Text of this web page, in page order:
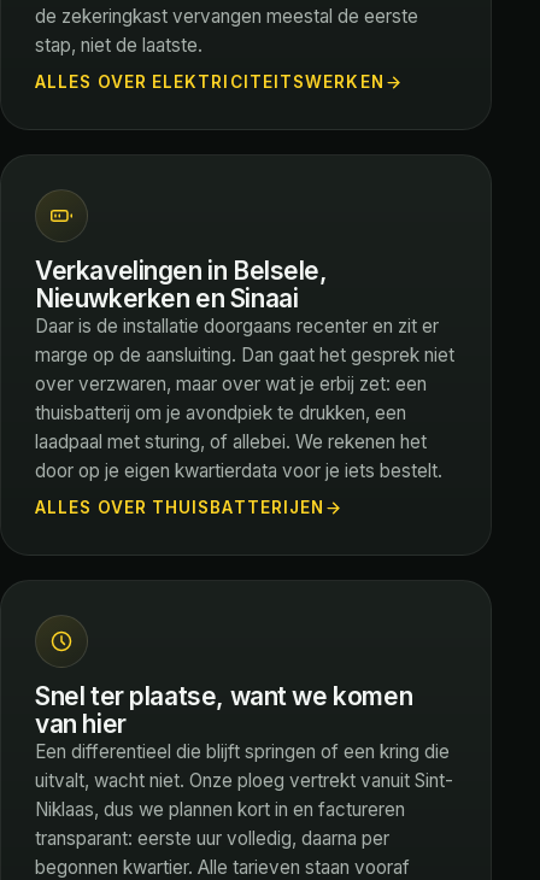
de zekeringkast vervangen meestal de eerste
stap, niet de laatste.
ALLES OVER ELEKTRICITEITSWERKEN
Verkavelingen in Belsele,
Nieuwkerken en Sinaai
Daar is de installatie doorgaans recenter en zit er
marge op de aansluiting. Dan gaat het gesprek niet
over verzwaren, maar over wat je erbij zet: een
thuisbatterij om je avondpiek te drukken, een
laadpaal met sturing, of allebei. We rekenen het
door op je eigen kwartierdata voor je iets bestelt.
ALLES OVER THUISBATTERIJEN
Snel ter plaatse, want we komen
van hier
Een differentieel die blijft springen of een kring die
uitvalt, wacht niet. Onze ploeg vertrekt vanuit Sint-
Niklaas, dus we plannen kort in en factureren
transparant: eerste uur volledig, daarna per
begonnen kwartier. Alle tarieven staan vooraf